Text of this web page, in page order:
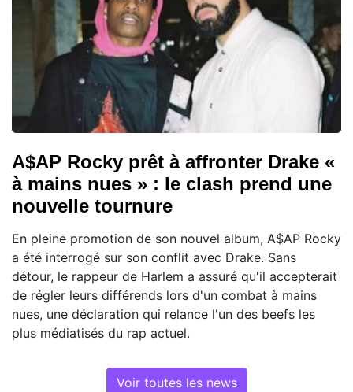
A$AP Rocky prêt à affronter Drake «
à mains nues » : le clash prend une
nouvelle tournure
En pleine promotion de son nouvel album, A$AP Rocky
a été interrogé sur son conflit avec Drake. Sans
détour, le rappeur de Harlem a assuré qu'il accepterait
de régler leurs différends lors d'un combat à mains
nues, une déclaration qui relance l'un des beefs les
plus médiatisés du rap actuel.
Voir toutes les news